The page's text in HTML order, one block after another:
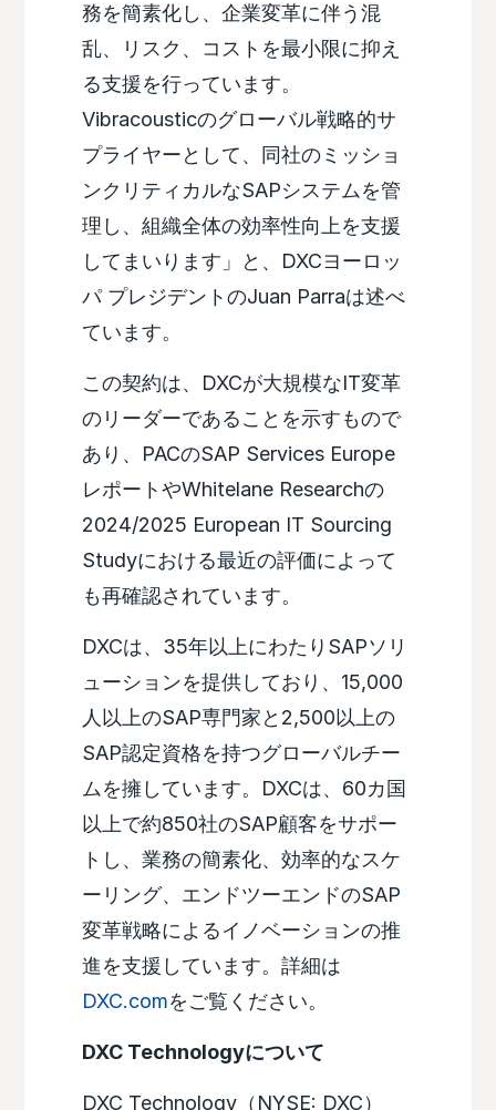
務を簡素化し、企業変革に伴う混
乱、リスク、コストを最小限に抑え
る支援を行っています。
Vibracousticのグローバル戦略的サ
プライヤーとして、同社のミッショ
ンクリティカルなSAPシステムを管
理し、組織全体の効率性向上を支援
してまいります」と、DXCヨーロッ
パ プレジデントのJuan Parraは述べ
ています。
この契約は、DXCが大規模なIT変革
のリーダーであることを示すもので
あり、PACのSAP Services Europe
レポートやWhitelane Researchの
2024/2025 European IT Sourcing
Studyにおける最近の評価によって
も再確認されています。
DXCは、35年以上にわたりSAPソリ
ューションを提供しており、15,000
人以上のSAP専門家と2,500以上の
SAP認定資格を持つグローバルチー
ムを擁しています。DXCは、60カ国
以上で約850社のSAP顧客をサポー
トし、業務の簡素化、効率的なスケ
ーリング、エンドツーエンドのSAP
変革戦略によるイノベーションの推
進を支援しています。詳細は
DXC.comをご覧ください。
DXC Technologyについて
DXC Technology（NYSE: DXC）